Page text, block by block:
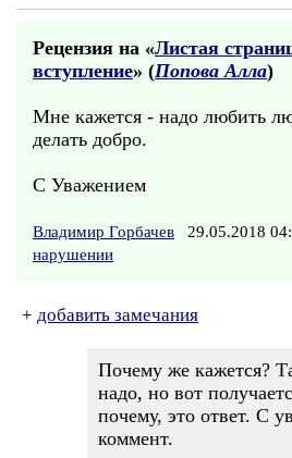
Рецензия на «Листая
вступление» (Попова Алла)
Мне кажется - надо любить
делать добро.
С Уважением
Владимир Горбачев 29.05.2018
нарушении
+ добавить замечания
Почему же кажется?
надо, но вот
почему, это ответ. С
коммент.